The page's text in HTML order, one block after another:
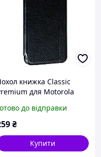
книжка Classic
для Motorola
до відправки
₴
Купити